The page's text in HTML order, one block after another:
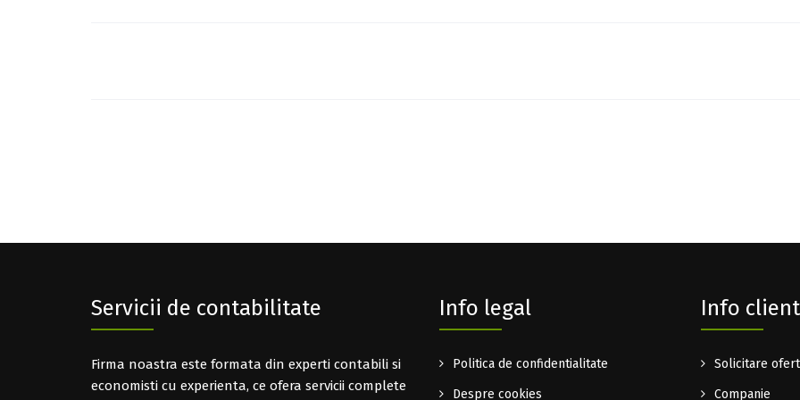
Servicii de contabilitate
Firma noastra este formata din experti contabili si
economisti cu experienta, ce ofera servicii complete
Info legal
Politica de confidentialitate
Despre cookies
Info client
Solicitare
Companie